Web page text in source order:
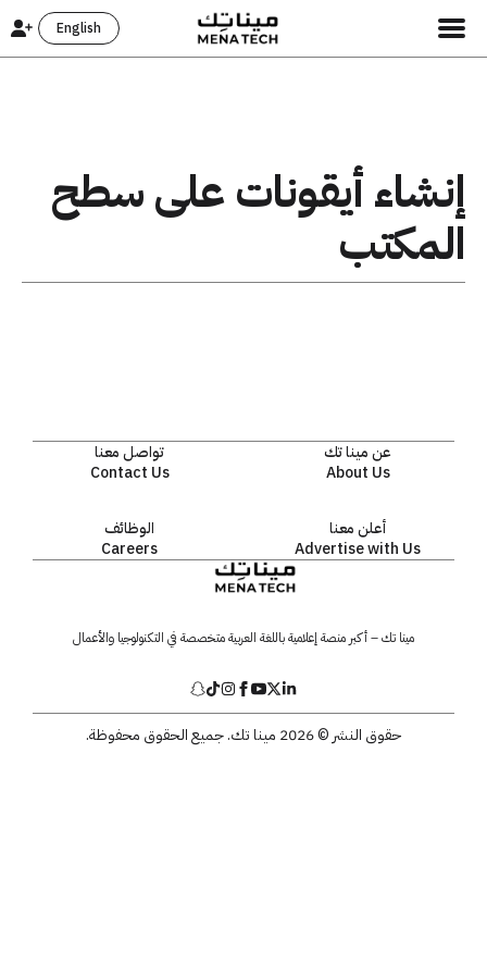
English
إنشاء أيقونات على سطح
المكتب
عن مينا تك
About Us
تواصل معنا
Contact Us
أعلن معنا
Advertise with Us
الوظائف
Careers
مينا تك – أكبر منصة إعلامية باللغة العربية متخصصة في التكنولوجيا والأعمال
حقوق النشر © 2026 مينا تك. جميع الحقوق محفوظة.